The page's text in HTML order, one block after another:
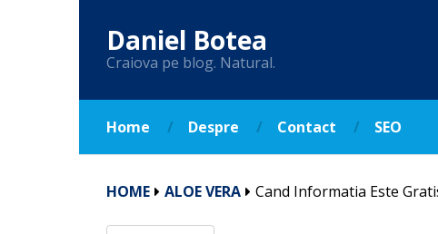
Daniel Botea
Craiova pe blog. Natural.
Home Despre Contact SEO
HOME ALOE VERA Cand Informatia Este